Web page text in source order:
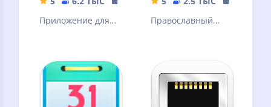
Приложение для
интересующихся.
Православный